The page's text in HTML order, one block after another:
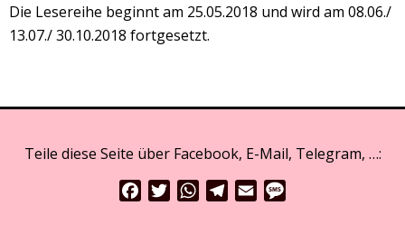
Die Lesereihe beginnt am 25.05.2018 und wird am 08.06./
13.07./ 30.10.2018 fortgesetzt.
Teile diese Seite über Facebook, E-Mail, Telegram, …:
FacebookTwitterWhatsApp
Telegram
Email